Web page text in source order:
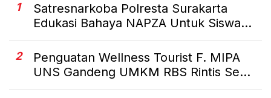
1
Satresnarkoba Polresta Surakarta
Edukasi Bahaya NAPZA Untuk Siswa...
2
Penguatan Wellness Tourist F. MIPA
UNS Gandeng UMKM RBS Rintis Se...